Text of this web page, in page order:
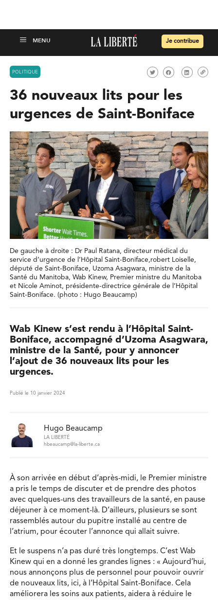
Je contribue
POLITIQUE
36 nouveaux lits pour les
urgences de Saint-Boniface
De gauche à droite : Dr Paul Ratana, directeur médical du
service d’urgence de l’Hôpital Saint-Boniface,robert Loiselle,
député de Saint-Boniface, Uzoma Asagwara, ministre de la
Santé du Manitoba, Wab Kinew, Premier ministre du Manitoba
et Nicole Aminot, présidente-directrice générale de l’Hôpital
Saint-Boniface. (photo : Hugo Beaucamp)
Wab Kinew s’est rendu à l’Hôpital Saint-
Boniface, accompagné d’Uzoma Asagwara,
ministre de la Santé, pour y annoncer
l’ajout de 36 nouveaux lits pour les
urgences.
Publié le 10 janvier 2024
Hugo Beaucamp
LA LIBERTÉ
hbeaucamp@la-liberte.ca
À son arrivée en début d’après-midi, le Premier ministre
a pris le temps de discuter et de prendre des photos
avec quelques-uns des travailleurs de la santé, en pause
déjeuner à ce moment-là. D’ailleurs, plusieurs se sont
rassemblés autour du pupitre installé au centre de
l’atrium, pour écouter l’annonce qui allait suivre.
Et le suspens n’a pas duré très longtemps. C’est Wab
Kinew qui en a donné les grandes lignes : « Aujourd’hui,
nous annonçons plus de personnel pour pouvoir ouvrir
de nouveaux lits, ici, à l’Hôpital Saint-Boniface. Cela
améliorera les soins aux patients, aidera à réduire le